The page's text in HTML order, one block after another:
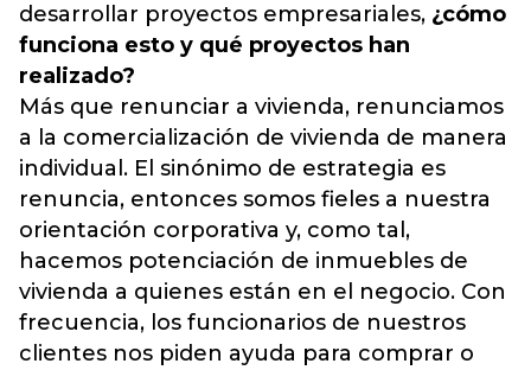
desarrollar proyectos empresariales, ¿cómo
funciona esto y qué proyectos han
realizado?
Más que renunciar a vivienda, renunciamos
a la comercialización de vivienda de manera
individual. El sinónimo de estrategia es
renuncia, entonces somos fieles a nuestra
orientación corporativa y, como tal,
hacemos potenciación de inmuebles de
vivienda a quienes están en el negocio. Con
frecuencia, los funcionarios de nuestros
clientes nos piden ayuda para comprar o